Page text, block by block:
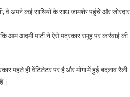
वे अपने कई साथियों के साथ जामशेर पहुंचे और जोरदार
आम आदमी पार्टी ने ऐसे पत्रकार समूह पर कार्रवाई की
पहले ही वेंटिलेटर पर है और मोगा में हुई बदलाव रैली